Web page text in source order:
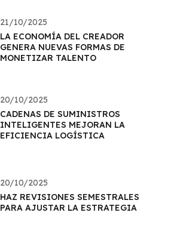
21/10/2025
LA ECONOMÍA DEL CREADOR
GENERA NUEVAS FORMAS DE
MONETIZAR TALENTO
20/10/2025
CADENAS DE SUMINISTROS
INTELIGENTES MEJORAN LA
EFICIENCIA LOGÍSTICA
20/10/2025
HAZ REVISIONES SEMESTRALES
PARA AJUSTAR LA ESTRATEGIA